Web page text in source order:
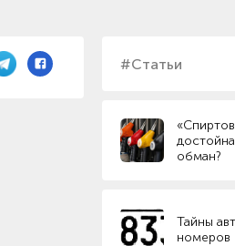
#Статьи
обман?
Тайны
номеров